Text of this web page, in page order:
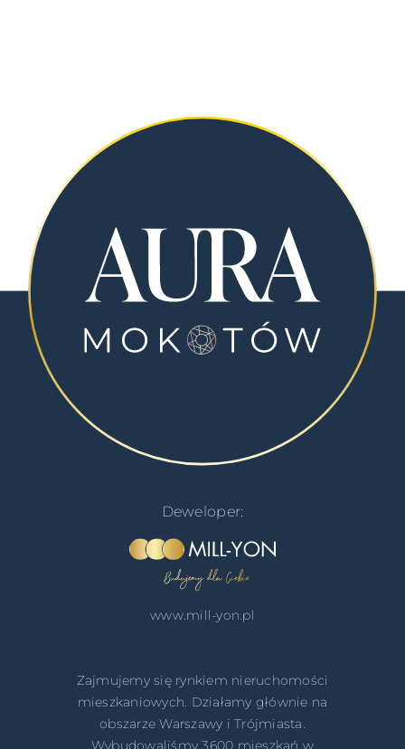
Deweloper:
www.mill-yon.pl
Zajmujemy się rynkiem nieruchomości
mieszkaniowych. Działamy głównie na
obszarze Warszawy i Trójmiasta.
Wybudowaliśmy 3600 mieszkań w